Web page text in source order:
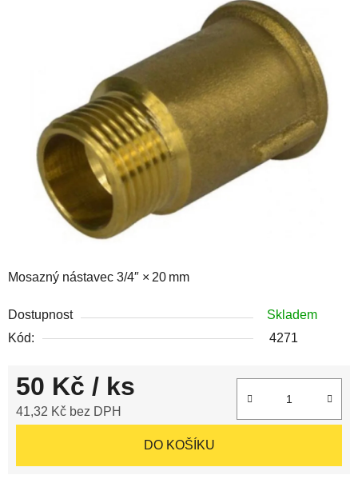
Mosazný nástavec 3/4″ × 20 mm
Dostupnost
Skladem
Kód:
4271
50 Kč / ks
41,32 Kč bez DPH
DO KOŠÍKU